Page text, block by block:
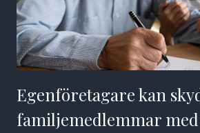
Egenföretagare kan
familjemedlemmar